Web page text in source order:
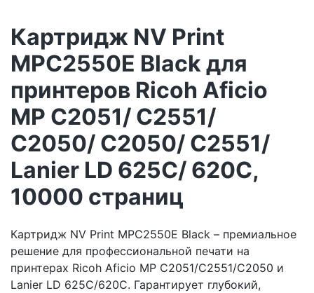
Картридж NV Print
MPC2550E Black для
принтеров Ricoh Aficio
MP C2051/ C2551/
C2050/ C2050/ C2551/
Lanier LD 625C/ 620C,
10000 страниц
Картридж NV Print MPC2550E Black – премиальное
решение для профессиональной печати на
принтерах Ricoh Aficio MP C2051/C2551/C2050 и
Lanier LD 625C/620C. Гарантирует глубокий,